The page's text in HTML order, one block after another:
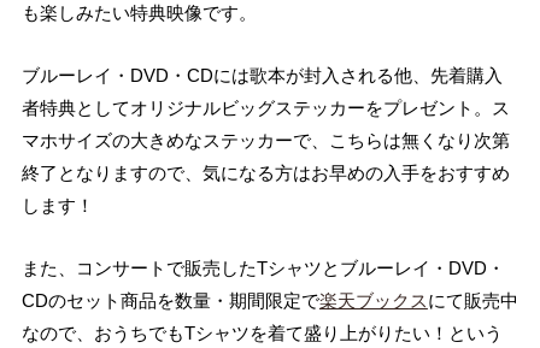
も楽しみたい特典映像です。
ブルーレイ・DVD・CDには歌本が封入される他、先着購入
者特典としてオリジナルビッグステッカーをプレゼント。ス
マホサイズの大きめなステッカーで、こちらは無くなり次第
終了となりますので、気になる方はお早めの入手をおすすめ
します！
また、コンサートで販売したTシャツとブルーレイ・DVD・
CDのセット商品を数量・期間限定で楽天ブックスにて販売中
なので、おうちでもTシャツを着て盛り上がりたい！という